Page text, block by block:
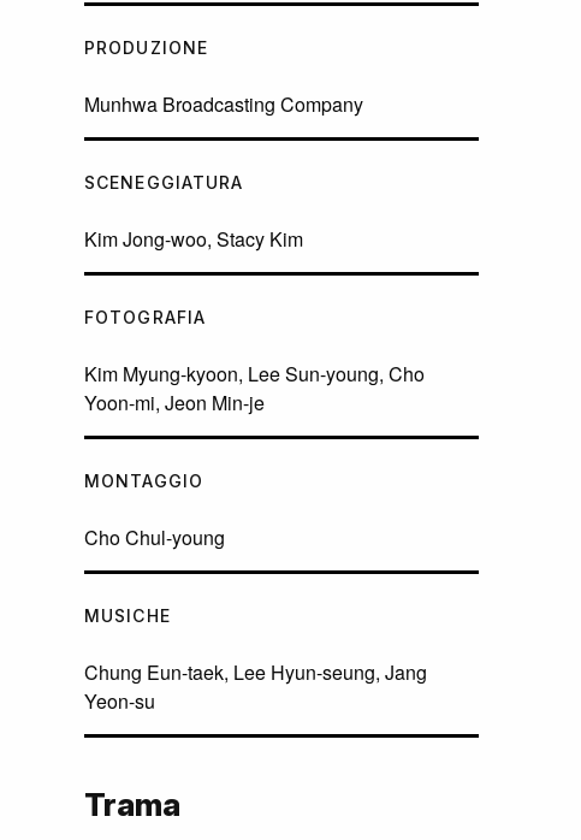
PRODUZIONE
Munhwa Broadcasting Company
SCENEGGIATURA
Kim Jong-woo, Stacy Kim
FOTOGRAFIA
Kim Myung-kyoon, Lee Sun-young, Cho
Yoon-mi, Jeon Min-je
MONTAGGIO
Cho Chul-young
MUSICHE
Chung Eun-taek, Lee Hyun-seung, Jang
Yeon-su
Trama